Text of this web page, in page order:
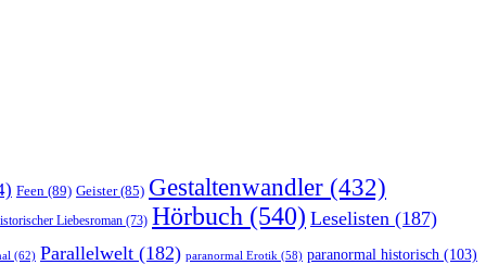
Feen (89) Geister(85) Gestaltenwandler (432)
Liebesroman (73) Hörbuch (540) Leselisten (187)
(62) Parallelwelt (182) paranormal Erotik (58) paranormal historisch (103)